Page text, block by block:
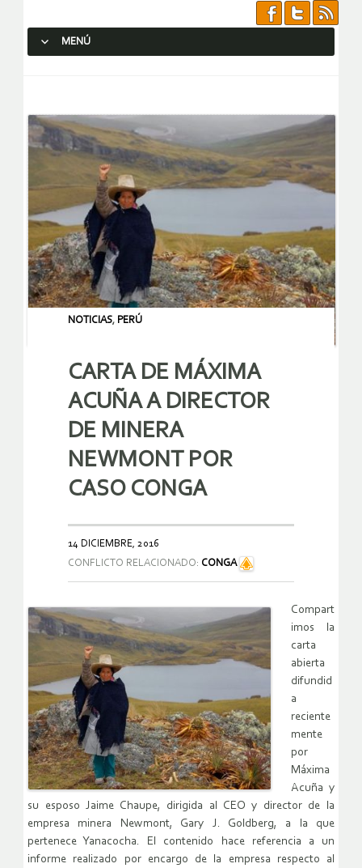
MENÚ
NOTICIAS, PERÚ
CARTA DE MÁXIMA
ACUÑA A DIRECTOR
DE MINERA
NEWMONT POR
CASO CONGA
14 DICIEMBRE, 2016
CONFLICTO RELACIONADO: CONGA
Compart
imos la
carta
abierta
difundid
a
reciente
mente
por
Máxima
Acuña y
su esposo Jaime Chaupe, dirigida al CEO y director de la
empresa minera Newmont, Gary J. Goldberg, a la que
pertenece Yanacocha. El contenido hace referencia a un
informe realizado por encargo de la empresa respecto al